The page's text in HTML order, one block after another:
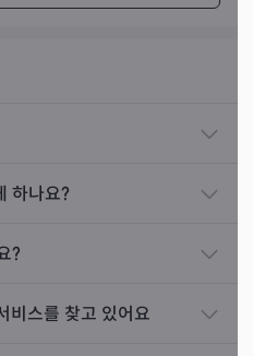
사주 명리뿐 아니라 관상, 자
도맡아 하실 정도로 뛰어난
탁하시길래 그렇게 해 드
승승장구하고 계세요.
접기
하나요?
?
비스를 찾고 있어요